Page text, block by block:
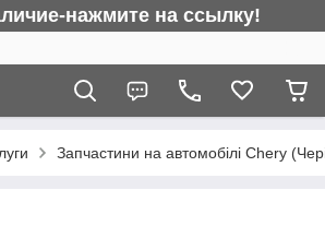
нажмите на ссылку!
Запчастини на автомобілі Chery